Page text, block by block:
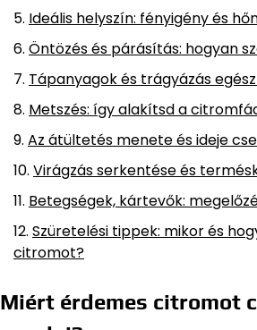
Ideális helyszín: fényigény és
Öntözés és párásítás: hogyan
Tápanyagok és trágyázás
Metszés: így alakítsd a
Az átültetés menete és ideje
Virágzás serkentése és
Betegségek, kártevők:
Szüretelési tippek: mikor és
citromot?
Miért érdemes citromot